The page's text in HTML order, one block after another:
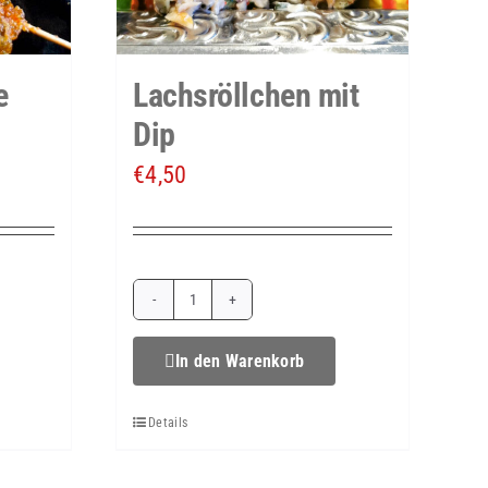
Lachsröllchen mit
Dip
€4,50
Lachsröllchen
mit
In den Warenkorb
Details